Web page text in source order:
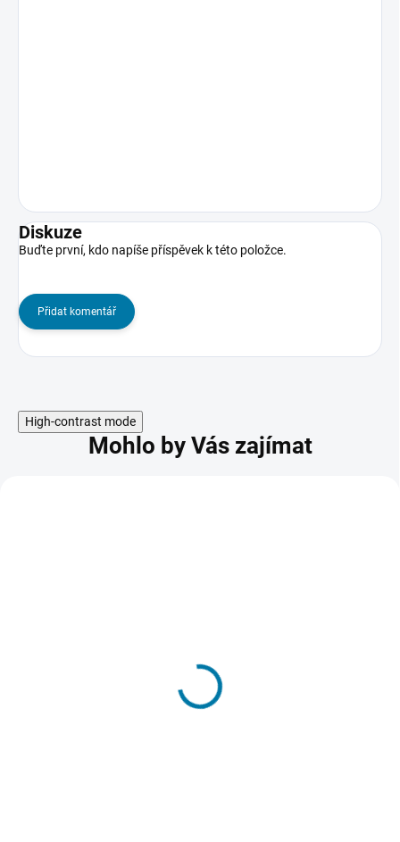
Diskuze
Buďte první, kdo napíše příspěvek k této položce.
Přidat komentář
High-contrast mode
Mohlo by Vás zajímat